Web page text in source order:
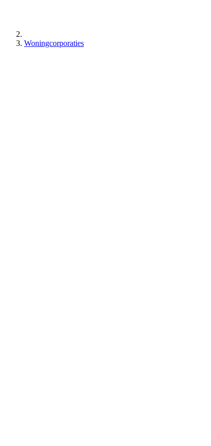
Woningcorporaties